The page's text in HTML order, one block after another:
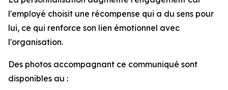
l'employé choisit une récompense qui a du sens pour
lui, ce qui renforce son lien émotionnel avec
l'organisation.
Des photos accompagnant ce communiqué sont
disponibles au :